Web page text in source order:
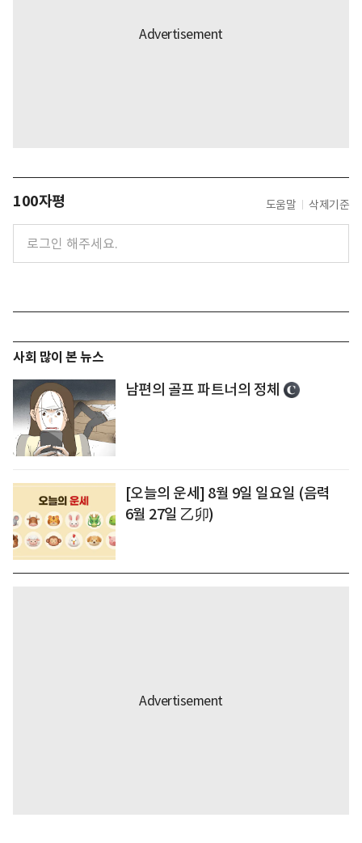
100자평 도움말 삭제기준
사회 많이 본 뉴스
남편의 골프 파트너의 정체
[오늘의 운세] 8월 9일 일요일 (음력
6월 27일 乙卯)